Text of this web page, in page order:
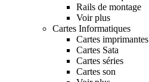
Rails de montage
Voir plus
Cartes Informatiques
Cartes imprimantes
Cartes Sata
Cartes séries
Cartes son